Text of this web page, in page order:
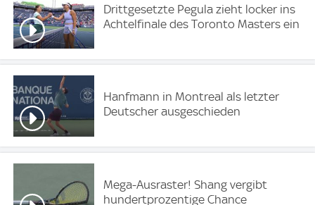
Drittgesetzte Pegula zieht locker ins
Achtelfinale des Toronto Masters ein
Hanfmann in Montreal als letzter
Deutscher ausgeschieden
Mega-Ausraster! Shang vergibt
hundertprozentige Chance